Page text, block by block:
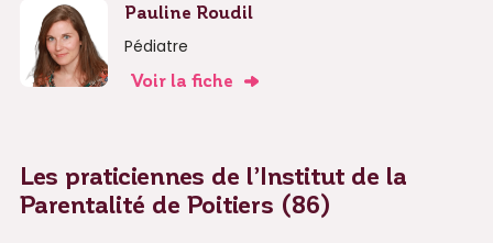
Pauline Roudil
Pédiatre
Voir la fiche
Les praticiennes de l’Institut de la
Parentalité de Poitiers (86)